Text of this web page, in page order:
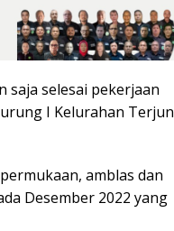
saja selesai pekerjaan
I Kelurahan Terjun
amblas dan
Desember 2022 yang